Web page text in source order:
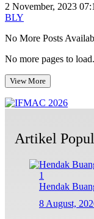
2 November, 2023
BLY
No More Posts
No more pages to load.
View More
Artikel
1
Hendak
8 August,